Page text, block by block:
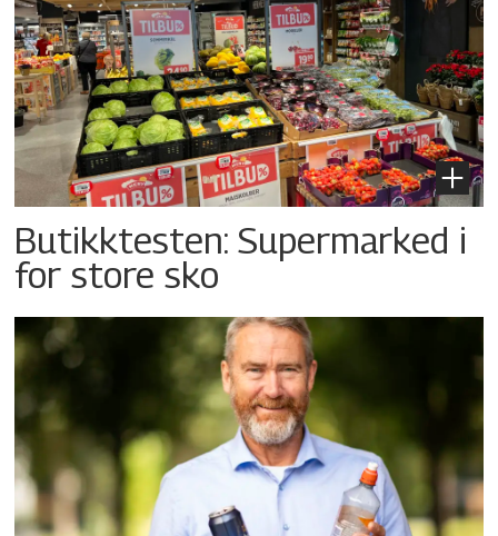
Butikktesten: Supermarked i
for store sko